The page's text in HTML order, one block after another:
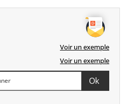
Voir un exemple
Voir un exemple